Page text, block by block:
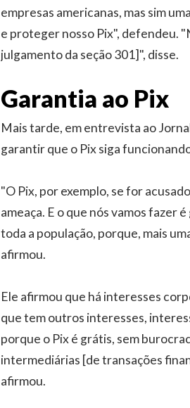
empresas americanas, mas sim
e proteger nosso Pix", defendeu.
julgamento da seção 301]", disse.
Garantia ao Pix
Mais tarde, em entrevista ao
garantir que o Pix siga
"O Pix, por exemplo, se for
ameaça. E o que nós vamos fazer
toda a população, porque, mais
afirmou.
Ele afirmou que há interesses
que tem outros interesses,
porque o Pix é grátis, sem
intermediárias [de transações
afirmou.